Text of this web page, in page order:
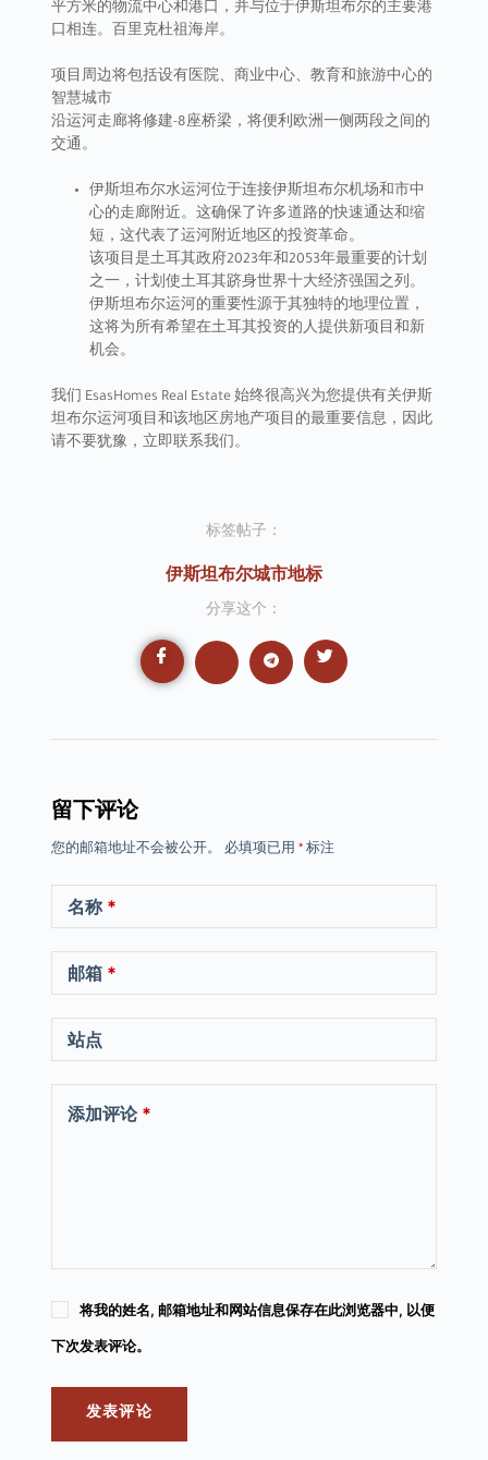
平方米的物流中心和港口，并与位于伊斯坦布尔的主要港
口相连。百里克杜祖海岸。
项目周边将包括设有医院、商业中心、教育和旅游中心的
智慧城市
沿运河走廊将修建-8座桥梁，将便利欧洲一侧两段之间的
交通。
伊斯坦布尔水运河位于连接伊斯坦布尔机场和市中
心的走廊附近。这确保了许多道路的快速通达和缩
短，这代表了运河附近地区的投资革命。
该项目是土耳其政府2023年和2053年最重要的计划
之一，计划使土耳其跻身世界十大经济强国之列。
伊斯坦布尔运河的重要性源于其独特的地理位置，
这将为所有希望在土耳其投资的人提供新项目和新
机会。
我们 EsasHomes Real Estate 始终很高兴为您提供有关伊斯
坦布尔运河项目和该地区房地产项目的最重要信息，因此
请不要犹豫，立即联系我们。
标签帖子：
伊斯坦布尔城市地标
分享这个：
留下评论
您的邮箱地址不会被公开。 必填项已用 * 标注
名称*
邮箱*
站点
添加评论*
将我的姓名, 邮箱地址和网站信息保存在此浏览器中, 以便
下次发表评论。
发表评论